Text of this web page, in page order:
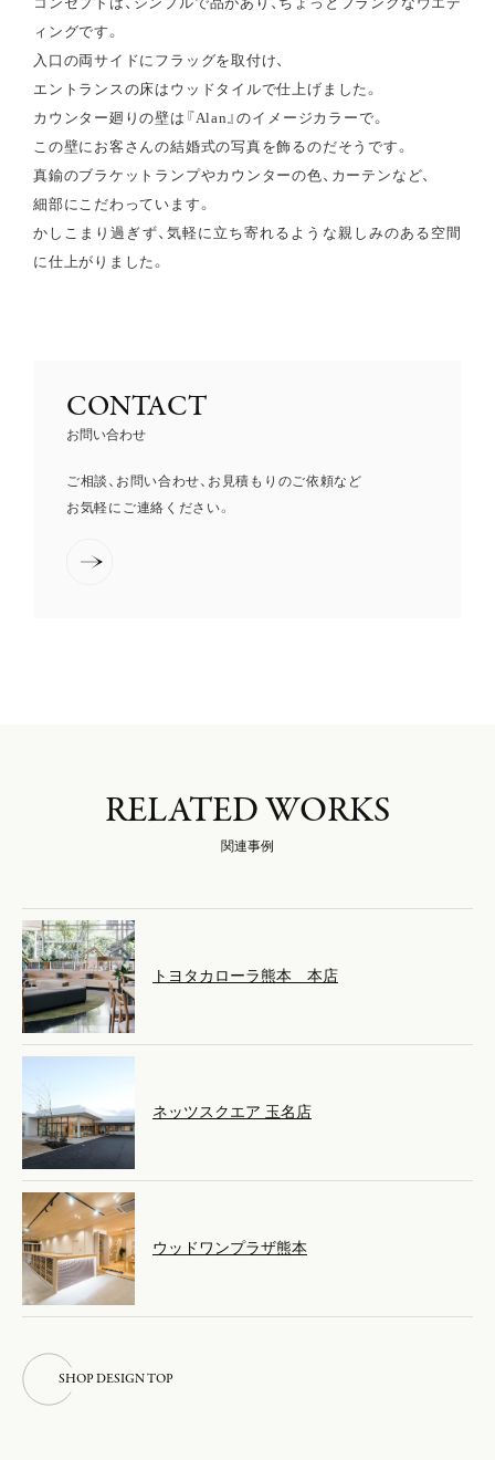
ィングです。
入口の両サイドにフラッグを取付け、
エントランスの床はウッドタイルで仕上げました。
カウンター廻りの壁は『Alan』のイメージカラーで。
この壁にお客さんの結婚式の写真を飾るのだそうです。
真鍮のブラケットランプやカウンターの色、カーテンなど、
細部にこだわっています。
かしこまり過ぎず、気軽に立ち寄れるような親しみのある空間
に仕上がりました。
CONTACT
お問い合わせ
ご相談、お問い合わせ、お見積もりのご依頼など
お気軽にご連絡ください。
RELATED WORKS
関連事例
トヨタカローラ熊本 本店
ネッツスクエア 玉名店
ウッドワンプラザ熊本
SHOPDESIGNTOP
H